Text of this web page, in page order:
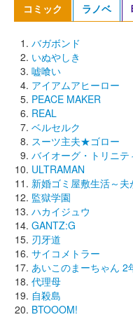
コミック ラノベ
バガボンド
いぬやしき
嘘喰い
アイアムアヒーロー
PEACE MAKER
REAL
ベルセルク
スーツ主夫★ゴロー
バイオーグ・トリニテ
ULTRAMAN
新婚ゴミ屋敷生活～夫
監獄学園
ハカイジュウ
GANTZ:G
刃牙道
サイコメトラー
あいこのまーちゃん 2
代理母
自殺島
BTOOOM!